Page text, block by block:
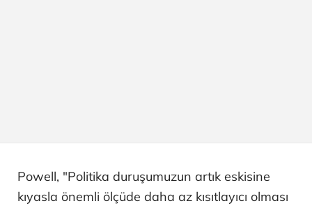
Powell, "Politika duruşumuzun artık eskisine
kıyasla önemli ölçüde daha az kısıtlayıcı olması